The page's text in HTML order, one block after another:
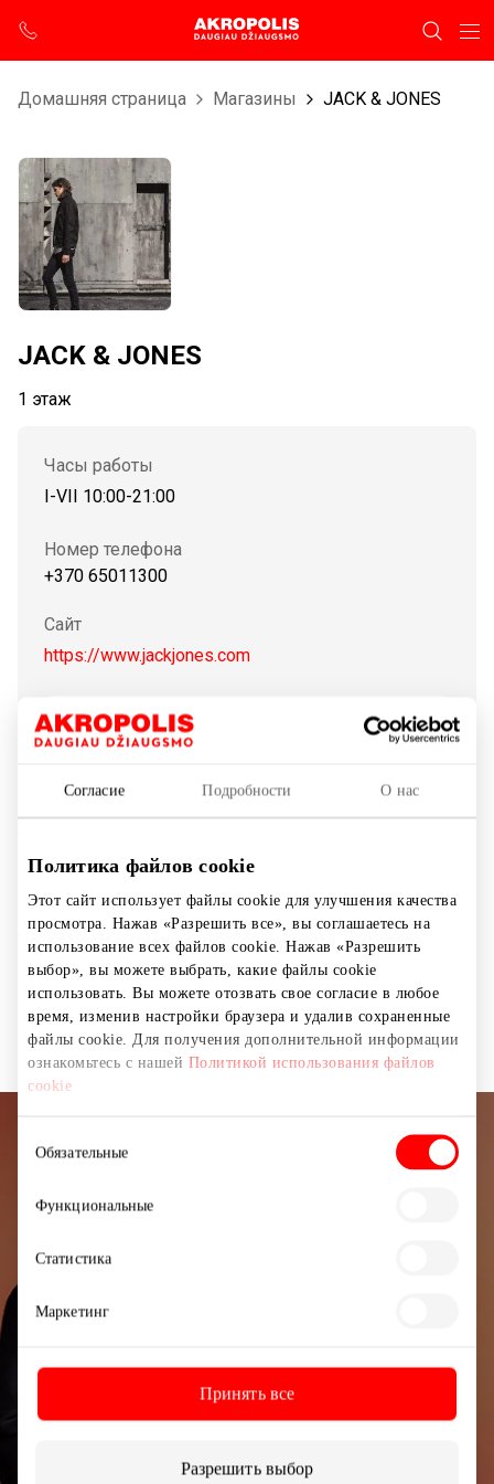
Согласие Подробности О нас
Политика файлов cookie
Этот сайт использует файлы cookie для улучшения качества
просмотра. Нажав «Разрешить все», вы соглашаетесь на
использование всех файлов cookie. Нажав «Разрешить
выбор», вы можете выбрать, какие файлы cookie
использовать. Вы можете отозвать свое согласие в любое
время, изменив настройки браузера и удалив сохраненные
файлы cookie. Для получения дополнительной информации
ознакомьтесь с нашей Политикой использования файлов
cookie
согласия
Обязательные
Функциональные
Статистика
Маркетинг
Принять все
Разрешить выбор
Домашняя страница Магазины JACK & JONES
JACK & JONES
1 этаж
Часы работы
I-VII 10:00-21:00
Номер телефона
+370 65011300
Сайт
https://www.jackjones.com
Показать на карте
Jack & Jones — всемирно известный и любимый
аксессуары, даже самый требовательный муж Jack &
жизни отражает философию, что мода чувствовать и
уникальный стиль создания мужчин.
Одежда
Подписывайтесь на рассылку
мероприятиях и самой свежей информации от
Подписаться